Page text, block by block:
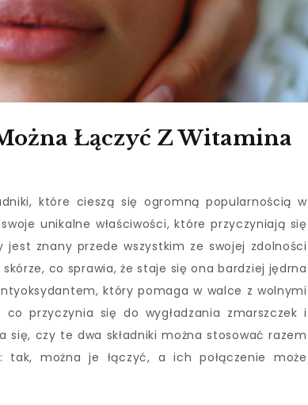
Łączyć Z Witamina
które cieszą się ogromną popularnością w
unikalne właściwości, które przyczyniają się
znany przede wszystkim ze swojej zdolności
co sprawia, że staje się ona bardziej jędrna
który pomaga w walce z wolnymi
przyczynia się do wygładzania zmarszczek i
czy te dwa składniki można stosować razem
tak, można je łączyć, a ich połączenie może